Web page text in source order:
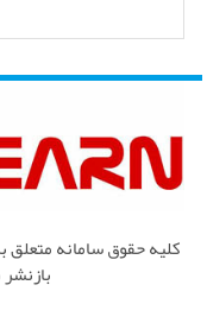
کلیه حقوق سامانه متعلق